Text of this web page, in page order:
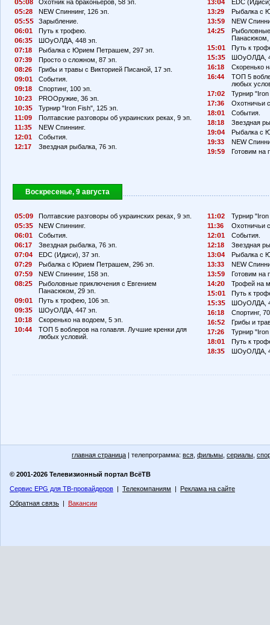
: 8
Охотник на браконьеров, 58 эп.
:28
NEW Спиннинг, 126 эп.
:
Зарыбление.
6:
1
Путь к трофею.
6:3
ШОуОЛДА, 448 эп.
7:18
Рыбалка с Юрием Петрашем, 297 эп.
7:39
Просто о сложном, 87 эп.
8:26
Грибы и травы с Викторией Писаной, 17 эп.
9:
1
События.
9:18
Спортинг, 100 эп.
1
:23
PROОружие, 36 эп.
1
:3
Турнир "Iron Fish", 125 эп.
11:
9
Полтавские разговоры об украинских реках, 9 эп.
11:3
NEW Спиннинг.
12:
1
События.
12:17
Звездная рыбалка, 76 эп.
13: 4
EDC
13:29
Рыбалка с
13:
9
NEW
14:2
Панасюком,
1
: 1
Путь к
1
:3
ШОуОЛДА,
16:18
Скоренько
16:44
ТОП 5
любых
17:
2
Турнир
17:36
Охотничьи
18:
1
События.
18:18
Звездная
19:
4
Рыбалка с
19:33
NEW
19:
9 Готовим на
Воскресенье, 9 августа
: 9
Полтавские разговоры об украинских реках, 9 эп.
:3
NEW Спиннинг.
6:
1
События.
6:17
Звездная рыбалка, 76 эп.
7:
4
EDC (Идиси), 37 эп.
7:29
Рыбалка с Юрием Петрашем, 296 эп.
7:
9
NEW Спиннинг, 158 эп.
8:2
Рыболовные приключения с Евгением
Панасюком, 29 эп.
9:
1
Путь к трофею, 106 эп.
9:3
ШОуОЛДА, 447 эп.
1
:18
Скоренько на водоем, 5 эп.
1
:44
ТОП 5 воблеров на голавля. Лучшие кренки для
любых условий.
11: 2
Турнир
11:36
Охотничьи
12:
1
События.
12:18
Звездная
13:
4
Рыбалка с
13:33
NEW
13:
9
Готовим на
14:2
Трофей на
1
: 1
Путь к
1
:3
ШОуОЛДА,
16:18
Спортинг,
16:
2
Грибы и
17:26
Турнир
18:
1
Путь к
18:3
ШОуОЛДА,
главная страница | телепрограмма: вся фильмы сериалы
© 2001-2026 Телевизионный портал ВсёТВ
Сервис EPG для ТВ-провайдеров | Телекомпаниям | Реклама на сайте
Обратная связь | Вакансии